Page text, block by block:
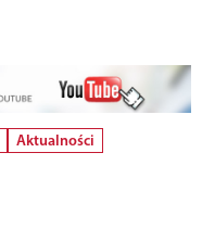
Aktualności